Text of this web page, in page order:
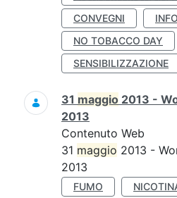
CONVEGNI
NO TOBACCO DAY
SENSIBILIZZAZIONE
31 maggio 2013 -
2013
Contenuto Web
31 maggio 2013 -
2013
FUMO